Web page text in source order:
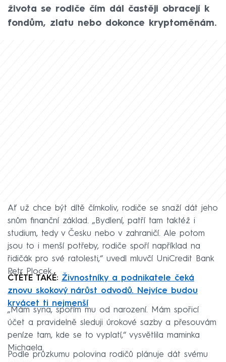
života se rodiče čím dál častěji obracejí k
fondům, zlatu nebo dokonce kryptoměnám.
Ať už chce být dítě čímkoliv, rodiče se snaží dát jeho
snům finanční základ. „Bydlení, patří tam taktéž i
studium, tedy v Česku nebo v zahraničí. Ale potom
jsou to i menší potřeby, rodiče spoří například na
řidičák pro své ratolesti,“ uvedl mluvčí UniCredit Bank
Petr Plocek.
ČTĚTE TAKÉ: Živnostníky a podnikatele čeká
znovu skokový nárůst odvodů. Nejvíce budou
krvácet ti nejmenší
„Mám syna, spořím mu od narození. Mám spořicí
účet a pravidelně sleduji úrokové sazby a přesouvám
peníze tam, kde se to vyplatí,“ vysvětlila maminka
Michaela.
Podle průzkumu polovina rodičů plánuje dát svému